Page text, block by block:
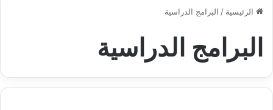
الرئيسية / البرامج الدراسية
البرامج الدراسية